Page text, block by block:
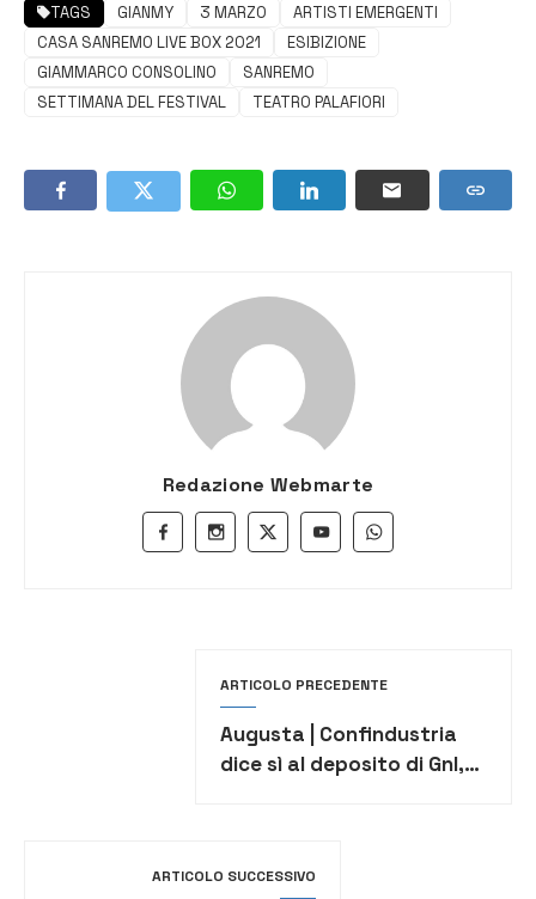
TAGS GIANMY 3 MARZO
ARTISTI EMERGENTI
CASA SANREMO LIVE BOX 2021
ESIBIZIONE
GIAMMARCO CONSOLINO
SANREMO
SETTIMANA DEL FESTIVAL
TEATRO PALAFIORI
Redazione Webmarte
ARTICOLO PRECEDENTE
Augusta | Confindustria
dice sì al deposito di Gnl,
ARTICOLO SUCCESSIVO